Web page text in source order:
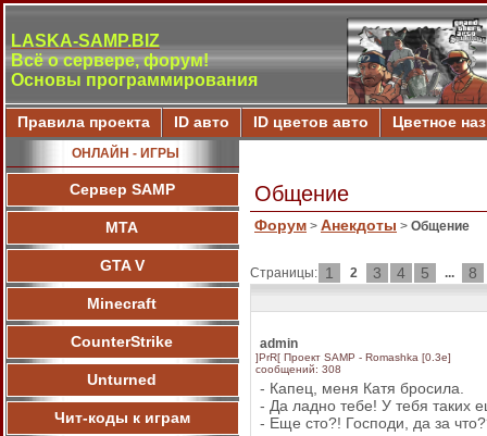
LASKA-SAMP.BIZ
Всё о сервере, форум!
Основы программирования
Правила проекта ID авто ID цветов авто Цветное
ОНЛАЙН - ИГРЫ
Сервер SAMP
МТА
GTA V
Minecraft
CounterStrike
Unturned
Чит-коды к играм
Общение
Форум > Анекдоты > Общение
Страницы: 1 2 3 4 5 ... 8
admin
]PrR[ Проект SAMP - Romashka [0.3e]
сообщений: 308
- Капец, меня Катя брoсила.
- Да ладно тебе! У тебя таких
- Еще сто?! Господи, да за